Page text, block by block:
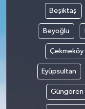
Beşiktaş
Beyoğlu
Çekmeköy
Eyüpsultan
Güngören